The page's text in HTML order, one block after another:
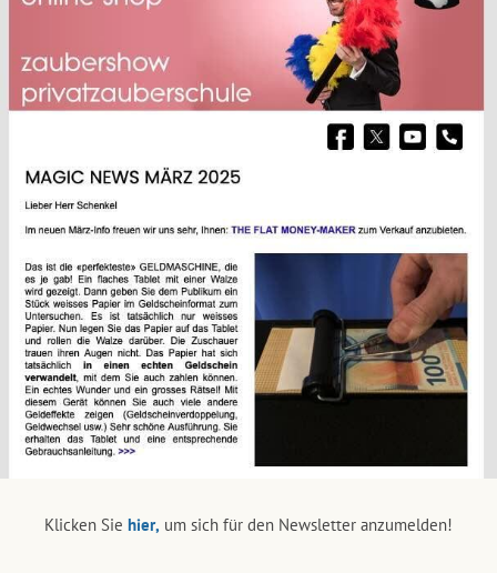
Klicken Sie hier, um sich für den Newsletter anzumelden!